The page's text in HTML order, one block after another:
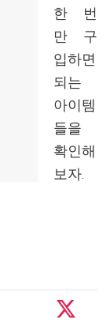
한 번
만 구
입하면
되는
아이템
들을
확인해
보자.